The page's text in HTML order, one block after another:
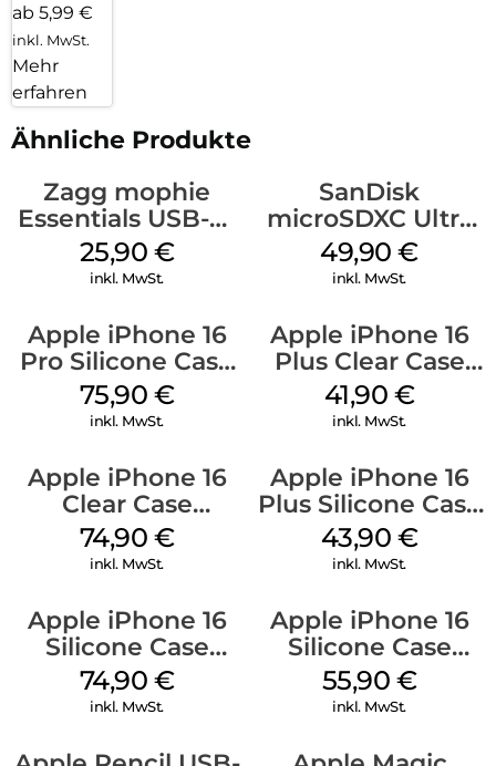
ab 5,99 €
inkl. MwSt.
Mehr
erfahren
Ähnliche Produkte
Zagg mophie
Essentials USB-C-
20W Charger PD
Weiß
25,90 €
inkl. MwSt.
SanDisk
microSDXC Ultra
128 GB + Adapter
Mobile
49,90€
inkl. MwSt.
Apple iPhone 16
Pro Silicone Case
MagSafe Stone
Gray
75,90 €
inkl. MwSt.
Apple iPhone 16
Plus Clear Case
MagSafe
Transparent
41,90 €
inkl. MwSt.
Apple iPhone 16
Clear Case
MagSafe
Transparent
74,90 €
inkl. MwSt.
Apple iPhone 16
Plus Silicone Case
MagSafe Black
43,90 €
inkl. MwSt.
Apple iPhone 16
Silicone Case
MagSafe Lake
Green
74,90 €
inkl. MwSt.
Apple iPhone 16
Silicone Case
MagSafe Plum
55,90 €
inkl. MwSt.